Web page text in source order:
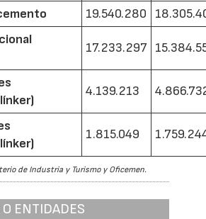
19.540.280
17.233.297
4.139.213
1.815.049
de Industria y Turismo y Oficemen.
ENTIDADES